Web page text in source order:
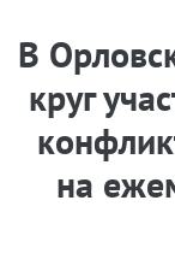
В
круг
на